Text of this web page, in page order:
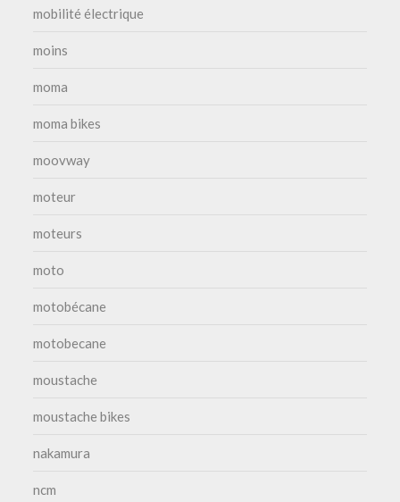
mobilité électrique
moins
moma
moma bikes
moovway
moteur
moteurs
moto
motobécane
motobecane
moustache
moustache bikes
nakamura
ncm